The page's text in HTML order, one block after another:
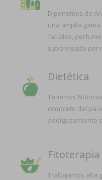
Diponemos de
una amplia
faciales,
supervisado por
Dietética
Tenemos
completo del
adelgazamiento
Fitoterapia
Trabajamos alta